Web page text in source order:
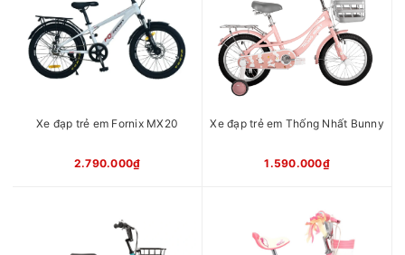
Xe đạp trẻ em Fornix MX20
2.790.000₫
Xe đạp trẻ em Thống Nhất Bunny
1.590.000₫